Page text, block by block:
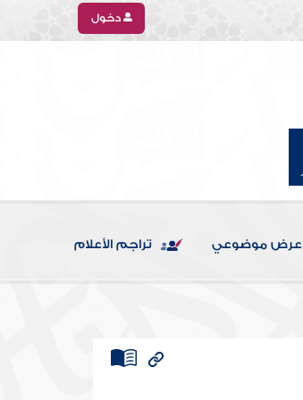
دخول
عرض موضوعي تراجم الأعلام